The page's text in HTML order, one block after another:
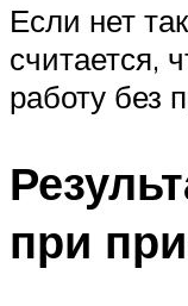
Если нет
считается,
работу без
при